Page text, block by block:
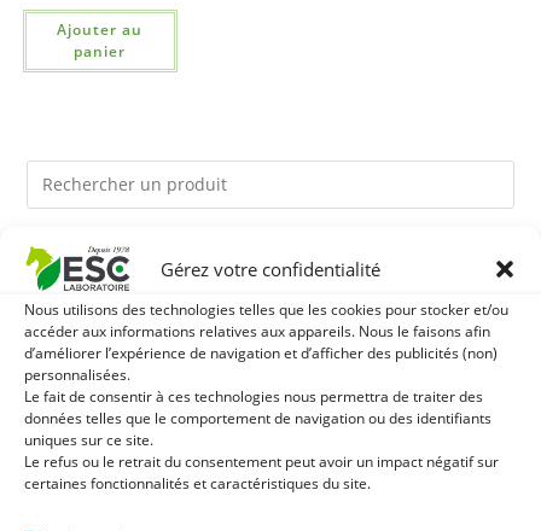
Gérez votre confidentialité
Nous utilisons des technologies telles que les cookies pour stocker et/ou
accéder aux informations relatives aux appareils. Nous le faisons afin
d’améliorer l’expérience de navigation et d’afficher des publicités (non)
personnalisées.
Le fait de consentir à ces technologies nous permettra de traiter des
données telles que le comportement de navigation ou des identifiants
uniques sur ce site.
Le refus ou le retrait du consentement peut avoir un impact négatif sur
certaines fonctionnalités et caractéristiques du site.
Ajouter au
panier
Ils pourraient vous plaire
1 BRONCHOMIX - RESPIRATION CHEVAL - MÉLANGE DE
2
PROTÉINES ET SOUTIEN ÉNERGÉTIQUE POUR CHEVAUX
3 ONGUENT NUTRITION A LA KERATINE - SOIN CORNE
SÈCHE NOURRISSANT - FORMULE PRO EXPERT